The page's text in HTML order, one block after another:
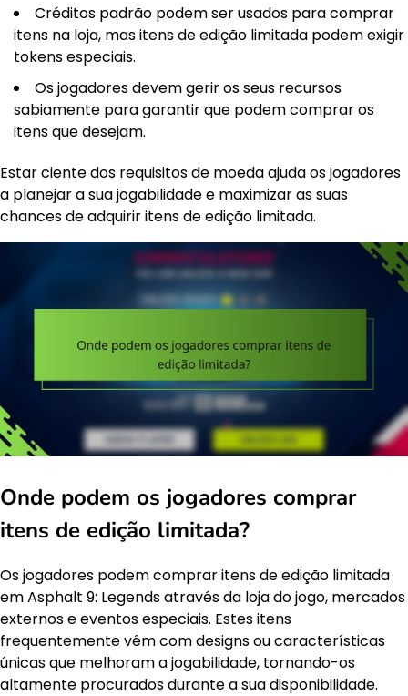
Créditos padrão podem ser usados para comprar
itens na loja, mas itens de edição limitada podem exigir
tokens especiais.
Os jogadores devem gerir os seus recursos
sabiamente para garantir que podem comprar os
itens que desejam.
Estar ciente dos requisitos de moeda ajuda os jogadores
a planejar a sua jogabilidade e maximizar as suas
chances de adquirir itens de edição limitada.
Onde podem os jogadores comprar
itens de edição limitada?
Os jogadores podem comprar itens de edição limitada
em Asphalt 9: Legends através da loja do jogo, mercados
externos e eventos especiais. Estes itens
frequentemente vêm com designs ou características
únicas que melhoram a jogabilidade, tornando-os
altamente procurados durante a sua disponibilidade.